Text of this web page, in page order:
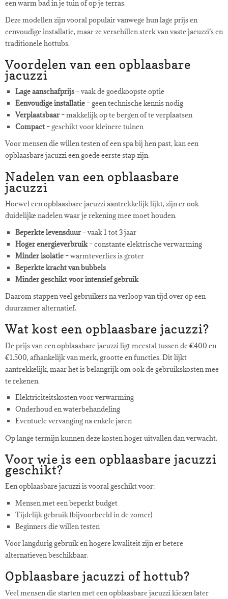
een warm bad in je tuin of op je terras.
Deze modellen zijn vooral populair vanwege hun lage prijs en
eenvoudige installatie, maar ze verschillen sterk van vaste jacuzzi’s en
traditionele hottubs.
Voordelen van een opblaasbare
jacuzzi
Lage aanschafprijs – vaak de goedkoopste optie
Eenvoudige installatie – geen technische kennis nodig
Verplaatsbaar – makkelijk op te bergen of te verplaatsen
Compact – geschikt voor kleinere tuinen
Voor mensen die willen testen of een spa bij hen past, kan een
opblaasbare jacuzzi een goede eerste stap zijn.
Nadelen van een opblaasbare
jacuzzi
Hoewel een opblaasbare jacuzzi aantrekkelijk lijkt, zijn er ook
duidelijke nadelen waar je rekening mee moet houden.
Beperkte levensduur – vaak 1 tot 3 jaar
Hoger energieverbruik– constante elektrische verwarming
Minder isolatie – warmteverlies is groter
Beperkte kracht van bubbels
Minder geschikt voor intensief gebruik
Daarom stappen veel gebruikers na verloop van tijd over op een
duurzamer alternatief.
Wat kost een opblaasbare jacuzzi?
De prijs van een opblaasbare jacuzzi ligt meestal tussen de €400 en
€1.500, afhankelijk van merk, grootte en functies. Dit lijkt
aantrekkelijk, maar het is belangrijk om ook de gebruikskosten mee
te rekenen.
Elektriciteitskosten voor verwarming
Onderhoud en waterbehandeling
Eventuele vervanging na enkele jaren
Op lange termijn kunnen deze kosten hoger uitvallen dan verwacht.
Voor wie is een opblaasbare jacuzzi
geschikt?
Een opblaasbare jacuzzi is vooral geschikt voor:
Mensen met een beperkt budget
Tijdelijk gebruik (bijvoorbeeld in de zomer)
Beginners die willen testen
Voor langdurig gebruik en hogere kwaliteit zijn er betere
alternatieven beschikbaar.
Opblaasbare jacuzzi of hottub?
Veel mensen die starten met een opblaasbare jacuzzi kiezen later